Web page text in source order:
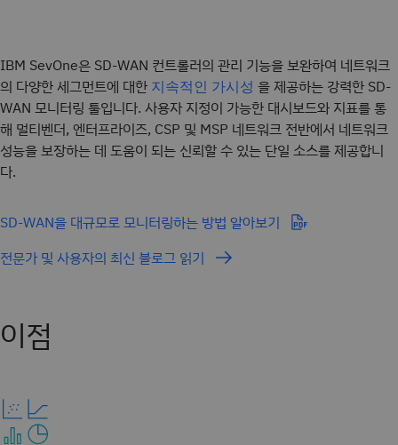
IBM SevOne은 SD-WAN 컨트롤러의 관리 기능을 보완하여 네트워크
의 다양한 세그먼트에 대한 지속적인 가시성 을 제공하는 강력한 SD-
WAN 모니터링 툴입니다. 사용자 지정이 가능한 대시보드와 지표를 통
해 멀티벤더, 엔터프라이즈, CSP 및 MSP 네트워크 전반에서 네트워크
성능을 보장하는 데 도움이 되는 신뢰할 수 있는 단일 소스를 제공합니
다.
SD-WAN을 대규모로 모니터링하는 방법 알아보기
전문가 및 사용자의 최신 블로그 읽기
이점